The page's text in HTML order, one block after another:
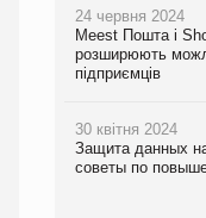
24 червня 2024
Meest Пошта і
розширюють
підприємців
30 квітня 2024
Защита данных
советы по